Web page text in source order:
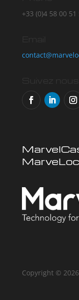
+33 (0)4 58 00 51
Copyright ©